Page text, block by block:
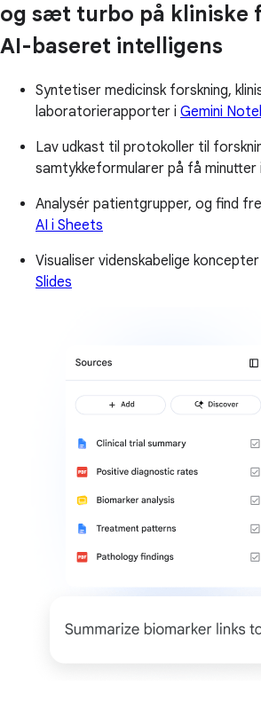
og sæt turbo på kliniske
AI-baseret intelligens
Syntetiser medicinsk forskning,
laboratorierapporter i Gemini
Lav udkast til protokoller til
samtykkeformularer på få minutter i
Analysér patientgrupper, og find
AI i Sheets
Visualiser videnskabelige
Slides